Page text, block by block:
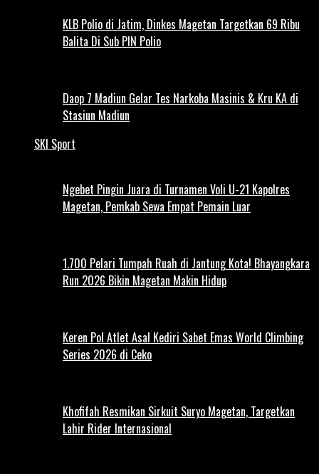
KLB Polio di Jatim, Dinkes Magetan Targetkan 69 Ribu
Balita Di Sub PIN Polio
Daop 7 Madiun Gelar Tes Narkoba Masinis & Kru KA di
Stasiun Madiun
SKI Sport
Ngebet Pingin Juara di Turnamen Voli U-21 Kapolres
Magetan, Pemkab Sewa Empat Pemain Luar
1.700 Pelari Tumpah Ruah di Jantung Kota! Bhayangkara
Run 2026 Bikin Magetan Makin Hidup
Keren Pol Atlet Asal Kediri Sabet Emas World Climbing
Series 2026 di Ceko
Khofifah Resmikan Sirkuit Suryo Magetan, Targetkan
Lahir Rider Internasional